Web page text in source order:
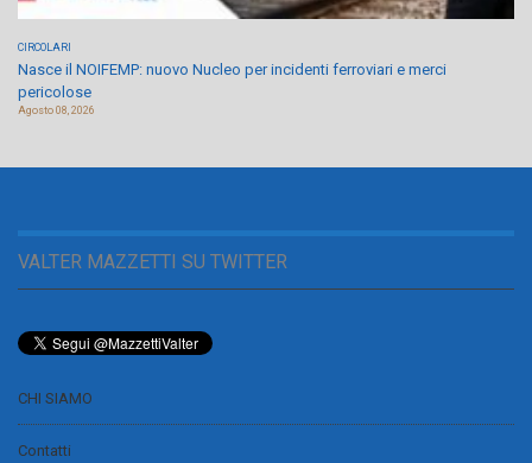
CIRCOLARI
Nasce il NOIFEMP: nuovo Nucleo per incidenti ferroviari e merci
pericolose
Agosto 08, 2026
VALTER MAZZETTI SU TWITTER
CHI SIAMO
Contatti